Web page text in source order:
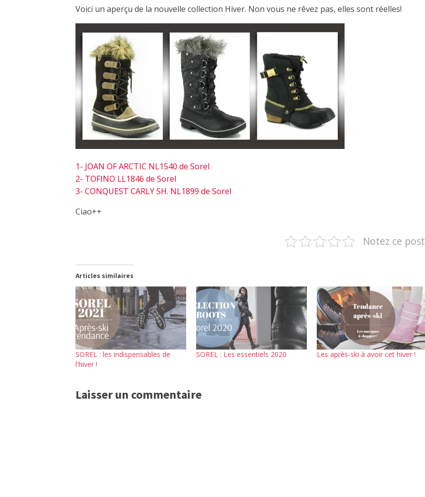
Voici un aperçu de la nouvelle collection Hiver. Non vous ne rêvez pas, elles sont réelles!
1- JOAN OF ARCTIC NL1540 de Sorel
2- TOFINO LL1846 de Sorel
3- CONQUEST CARLY SH. NL1899 de Sorel
Ciao++
Notez ce post
Articles similaires
SOREL : les indispensables de
l'hiver !
SOREL : Les essentiels 2020 Les après-ski à avoir cet hiver !
Laisser un commentaire